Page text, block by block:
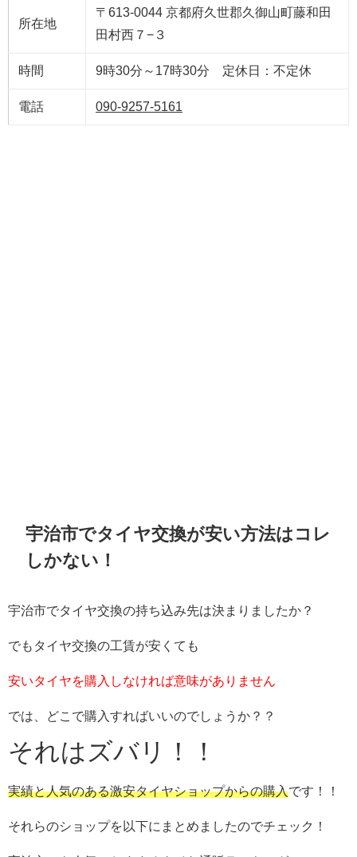
所在地
〒613-0044 京都府久世郡久御山町藤和田
田村西７−３
時間 9時30分～17時30分 定休日：不定休
電話 090-9257-5161
宇治市でタイヤ交換が安い方法はコレ
しかない！
宇治市でタイヤ交換の持ち込み先は決まりましたか？
でもタイヤ交換の工賃が安くても
安いタイヤを購入しなければ意味がありません
では、どこで購入すればいいのでしょうか？？
それはズバリ！！
実績と人気のある激安タイヤショップからの購入です！！
それらのショップを以下にまとめましたのでチェック！